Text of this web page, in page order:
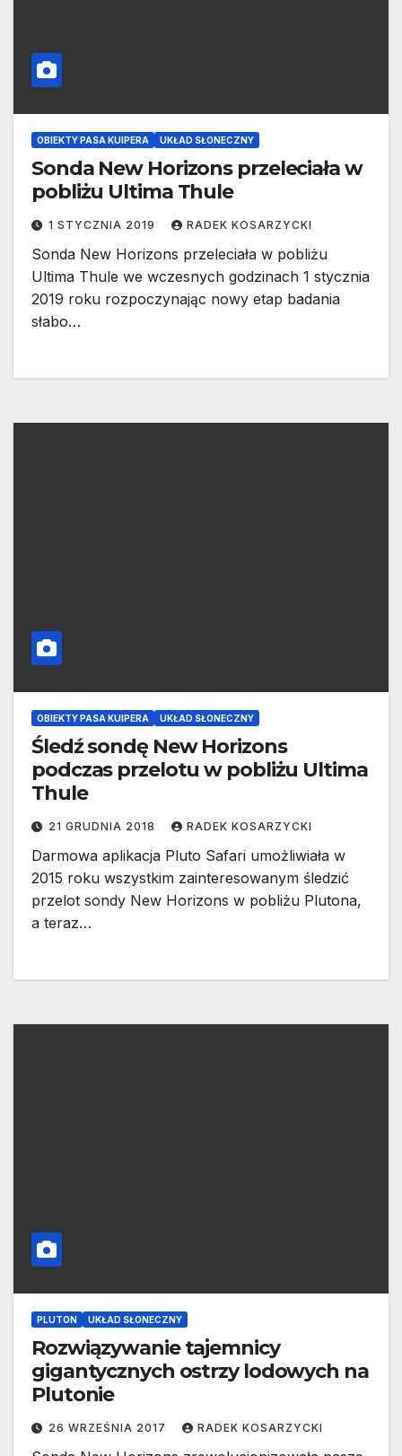
OBIEKTY PASA KUIPERA UKŁAD SŁONECZNY
Sonda New Horizons przeleciała w
pobliżu Ultima Thule
1 STYCZNIA 2019 RADEK KOSARZYCKI
Sonda New Horizons przeleciała w pobliżu
Ultima Thule we wczesnych godzinach 1 stycznia
2019 roku rozpoczynając nowy etap badania
słabo…
OBIEKTY PASA KUIPERA UKŁAD SŁONECZNY
Śledź sondę New Horizons
podczas przelotu w pobliżu Ultima
Thule
21 GRUDNIA 2018 RADEK KOSARZYCKI
Darmowa aplikacja Pluto Safari umożliwiała w
2015 roku wszystkim zainteresowanym śledzić
przelot sondy New Horizons w pobliżu Plutona,
a teraz…
PLUTON UKŁAD SŁONECZNY
Rozwiązywanie tajemnicy
gigantycznych ostrzy lodowych na
Plutonie
26 WRZEŚNIA 2017 RADEK KOSARZYCKI